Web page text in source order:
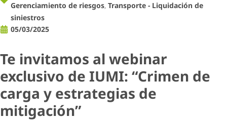
Gerenciamiento de riesgos, Transporte - Liquidación de
siniestros
05/03/2025
Te invitamos al webinar
exclusivo de IUMI: “Crimen de
carga y estrategias de
mitigación”